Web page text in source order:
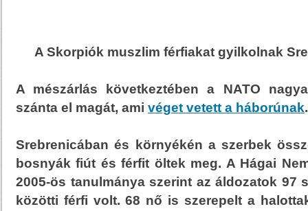
A Skorpiók muszlim férfiakat gyilkolnak
A mészárlás következtében a NATO
szánta el magát, ami véget vetett a háborúnak.
Srebrenicában és környékén a szerbek
bosnyák fiút és férfit öltek meg. A Hágai
2005-ös tanulmánya szerint az áldozatok 97
közötti férfi volt. 68 nő is szerepelt a